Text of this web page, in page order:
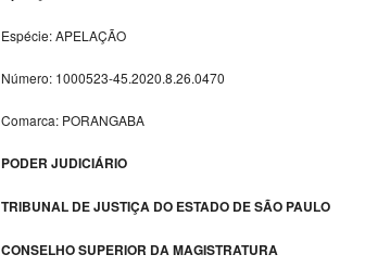
Espécie: APELAÇÃO
Número: 1000523-45.2020.8.26.0470
Comarca: PORANGABA
PODER JUDICIÁRIO
TRIBUNAL DE JUSTIÇA DO ESTADO DE SÃO PAULO
CONSELHO SUPERIOR DA MAGISTRATURA